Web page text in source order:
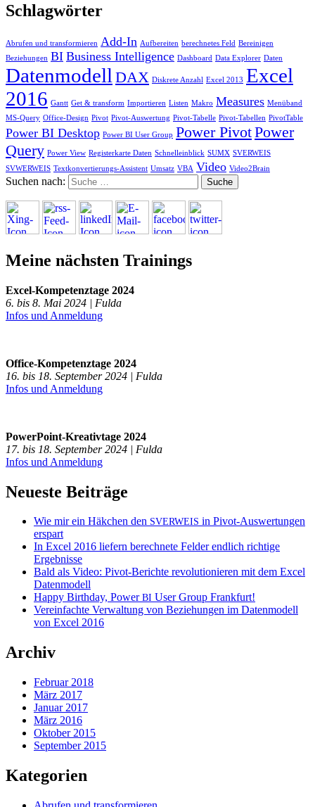
Schlagwörter
Abrufen und transformieren Add-In Aufbereiten berechnetes Feld Bereinigen
Beziehungen BI Business Intelligence Dashboard Data Explorer Daten
Datenmodell DAX Diskrete Anzahl Excel 2013 Excel
2016 Gantt Get & transform Importieren Listen Makro Measures Menüband
MS-Query Office-Design Pivot Pivot-Auswertung Pivot-Tabelle Pivot-Tabellen PivotTable
Power BI Desktop Power BI User Group Power PivotPower
Query Power View Registerkarte Daten Schnelleinblick SUMX SVERWEIS
SVWERWEIS Textkonvertierungs-Assistent Umsatz VBA Video Video2Brain
Suchen nach:
Meine nächsten Trainings
Excel-Kompetenztage 2024
6. bis 8. Mai 2024 | Fulda
Infos und Anmeldung
Office-Kompetenztage 2024
16. bis 18. September 2024 | Fulda
Infos und Anmeldung
PowerPoint-Kreativtage 2024
17. bis 18. September 2024 | Fulda
Infos und Anmeldung
Neueste Beiträge
Wie mir ein Häkchen den SVERWEIS in Pivot-Auswertungen
erspart
In Excel 2016 liefern berechnete Felder endlich richtige
Ergebnisse
Bald als Video: Pivot-Berichte revolutionieren mit dem Excel
Datenmodell
Happy Birthday, PowerBI User Group Frankfurt!
Vereinfachte Verwaltung von Beziehungen im Datenmodell
von Excel 2016
Archiv
Februar 2018
März 2017
Januar 2017
März 2016
Oktober 2015
September 2015
Kategorien